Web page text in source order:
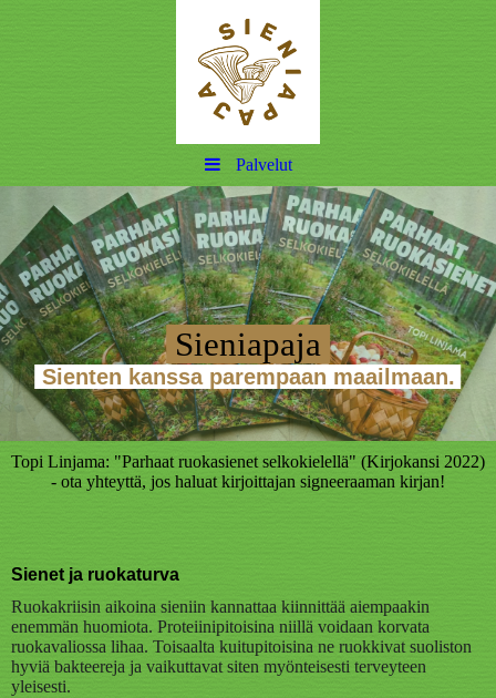
Palvelut
Sieniapaja
Sienten kanssa parempaan maailmaan.
Topi Linjama: "Parhaat ruokasienet selkokielellä" (Kirjokansi 2022)
- ota yhteyttä, jos haluat kirjoittajan signeeraaman kirjan!
Sienet ja ruokaturva
Ruokakriisin aikoina sieniin kannattaa kiinnittää aiempaakin
enemmän huomiota. Proteiinipitoisina niillä voidaan korvata
ruokavaliossa lihaa. Toisaalta kuitupitoisina ne ruokkivat suoliston
hyviä bakteereja ja vaikuttavat siten myönteisesti terveyteen
yleisesti.